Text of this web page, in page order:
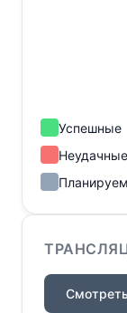
Успешные
Неудачные